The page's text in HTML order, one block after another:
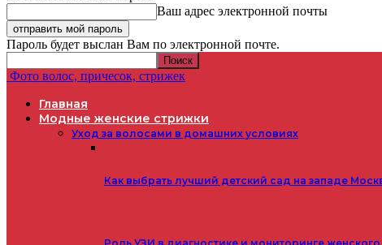
Ваш адрес электронной почты
Пароль будет выслан Вам по электронной почте.
Фото волос, причесок, стрижек
Главная
Модные женские стрижки
Уход за волосами в домашних условиях
Как выбрать лучший детский сад на западе